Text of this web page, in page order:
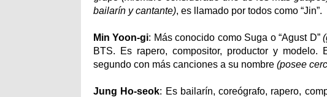
bailarín y cantante), es llamado por todos como “Jin”.
Min Yoon-gi: Más conocido como Suga o “Agust D”
BTS. Es rapero, compositor, productor y
segundo con más canciones a su nombre (posee
Jung Ho-seok: Es bailarín, coreógrafo, rapero,